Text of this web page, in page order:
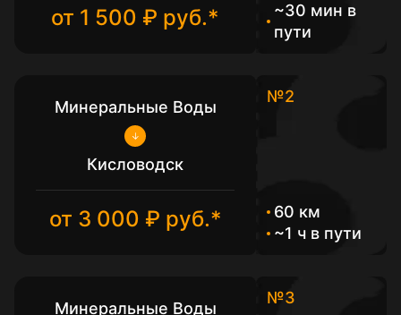
от 1 500 ₽ руб.*
~30 мин в
пути
Минеральные Воды
Кисловодск
от 3 000 ₽ руб.*
№2
60 км
~1 ч в пути
Минеральные Воды
№3